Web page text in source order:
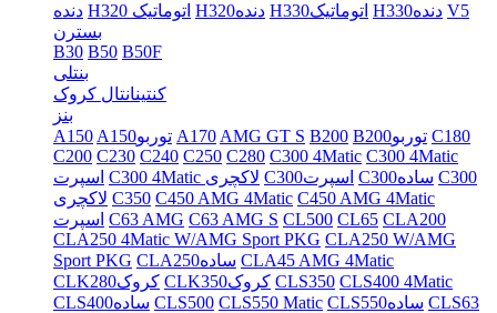
دنده
H320 اتوماتیک H320دنده H330اتوماتیک H330دنده V5
بسترن
B30 B50 B50F
بنتلی
کنتینانتال کروک
بنز
A150
A150توربو A170 AMG GT S B200 B200توربو C180
C200 C230 C240 C250 C280 C300 4Matic C300 4Matic
اسپرت
C300 4Matic لاکچری C300اسپرت C300ساده C300
لاکچری C350 C450 AMG 4Matic C450 AMG 4Matic
اسپرت C63 AMG C63 AMG S CL500 CL65 CLA200
CLA250 4Matic W/AMG Sport PKG CLA250 W/AMG
Sport PKG
CLA250ساده CLA45 AMG 4Matic
CLK280کروک
CLK350کروک CLS350 CLS400 4Matic
CLS400ساده CLS500 CLS550 Matic CLS550ساده CLS63